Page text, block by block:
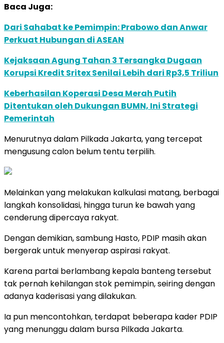
Baca Juga:
Dari Sahabat ke Pemimpin: Prabowo dan Anwar
Perkuat Hubungan di ASEAN
Kejaksaan Agung Tahan 3 Tersangka Dugaan
Korupsi Kredit Sritex Senilai Lebih dari Rp3,5 Triliun
Keberhasilan Koperasi Desa Merah Putih
Ditentukan oleh Dukungan BUMN, Ini Strategi
Pemerintah
Menurutnya dalam Pilkada Jakarta, yang tercepat
mengusung calon belum tentu terpilih.
Melainkan yang melakukan kalkulasi matang, berbagai
langkah konsolidasi, hingga turun ke bawah yang
cenderung dipercaya rakyat.
Dengan demikian, sambung Hasto, PDIP masih akan
bergerak untuk menyerap aspirasi rakyat.
Karena partai berlambang kepala banteng tersebut
tak pernah kehilangan stok pemimpin, seiring dengan
adanya kaderisasi yang dilakukan.
Ia pun mencontohkan, terdapat beberapa kader PDIP
yang menunggu dalam bursa Pilkada Jakarta.